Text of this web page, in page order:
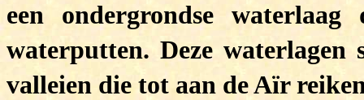
een ondergrondse
waterputten. Deze
valleien die tot aan de Aïr